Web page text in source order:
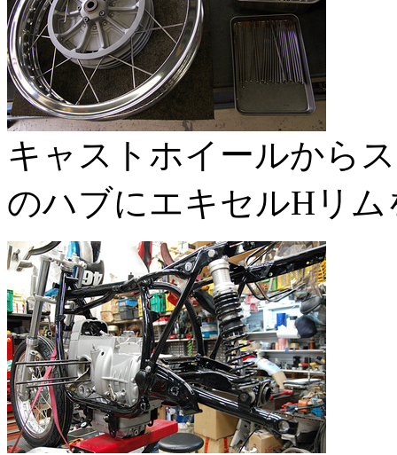
キャストホイールから
のハブにエキセルHリ